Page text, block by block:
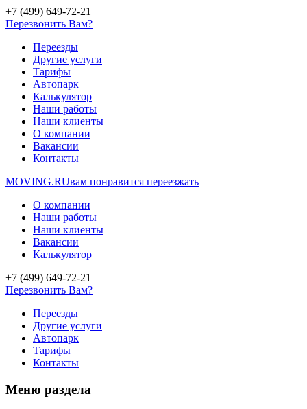
+7 (499) 649-72-21
Перезвонить Вам?
Переезды
Другие услуги
Тарифы
Автопарк
Калькулятор
Наши работы
Наши клиенты
О компании
Вакансии
Контакты
MOVING.RUвам понравится переезжать
О компании
Наши работы
Наши клиенты
Вакансии
Калькулятор
+7 (499) 649-72-21
Перезвонить Вам?
Переезды
Другие услуги
Автопарк
Тарифы
Контакты
Меню раздела